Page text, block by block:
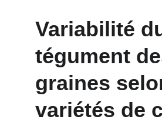
Variabilité
tégument
graines
variétés de